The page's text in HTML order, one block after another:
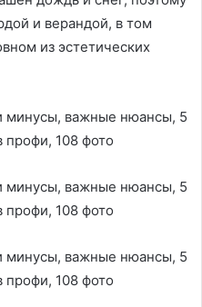
и верандой, в том
из эстетических